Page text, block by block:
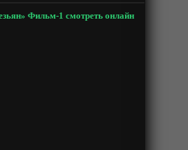
Фильм-1 смотреть онлайн